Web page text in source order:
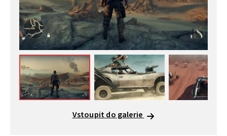
Vstoupit do galerie